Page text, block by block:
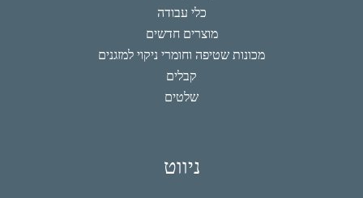
כלי עבודה
מוצרים חדשים
מכונות שטיפה וחומרי ניקוי למזגנים
קבלים
שלטים
ניווט